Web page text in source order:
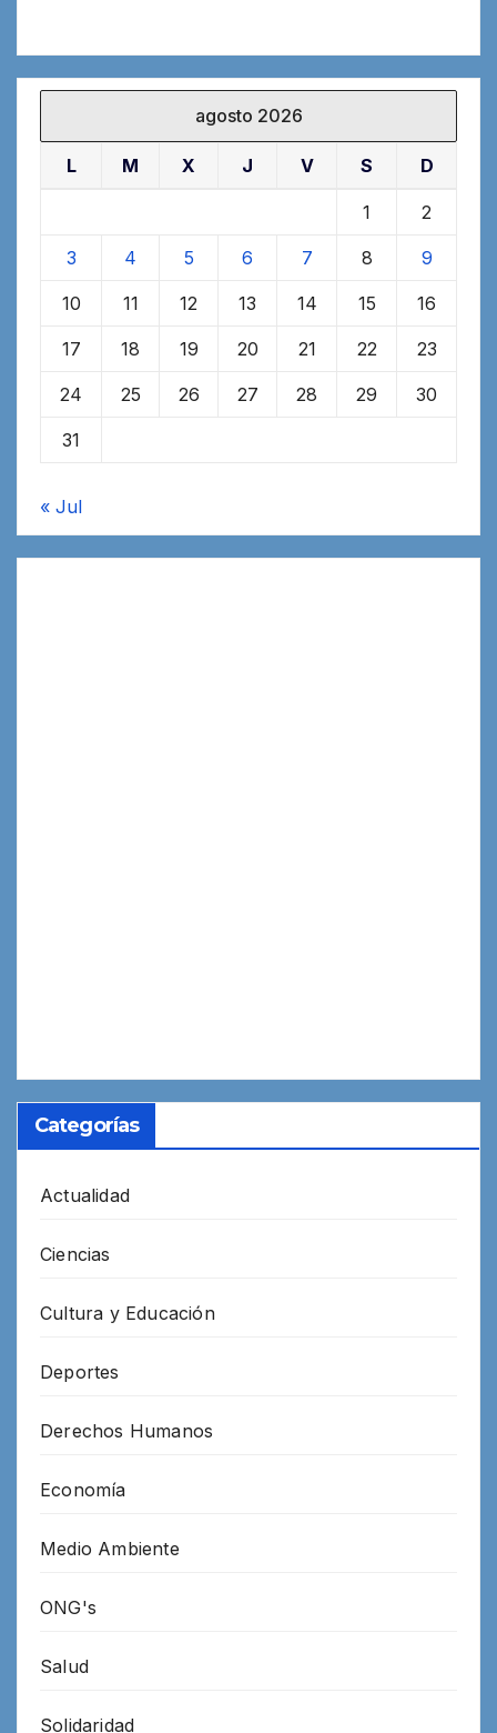
agosto 2026
L M X J V S D
1 2
3 4 5 6 7 8 9
10 11 12 13 14 15 16
17 18 19 20 21 22 23
24 25 26 27 28 29 30
31
« Jul
Categorías
Actualidad
Ciencias
Cultura y Educación
Deportes
Derechos Humanos
Economía
Medio Ambiente
ONG's
Salud
Solidaridad